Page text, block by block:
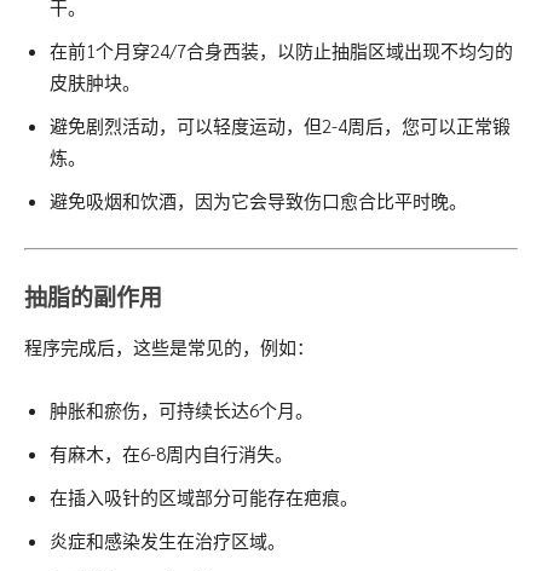
干。
在前1个月穿24/7合身西装，以防止抽脂区域出现不均匀的
皮肤肿块。
避免剧烈活动，可以轻度运动，但2-4周后，您可以正常锻
炼。
避免吸烟和饮酒，因为它会导致伤口愈合比平时晚。
抽脂的副作用
程序完成后，这些是常见的，例如：
肿胀和瘀伤，可持续长达6个月。
有麻木，在6-8周内自行消失。
在插入吸针的区域部分可能存在疤痕。
炎症和感染发生在治疗区域。